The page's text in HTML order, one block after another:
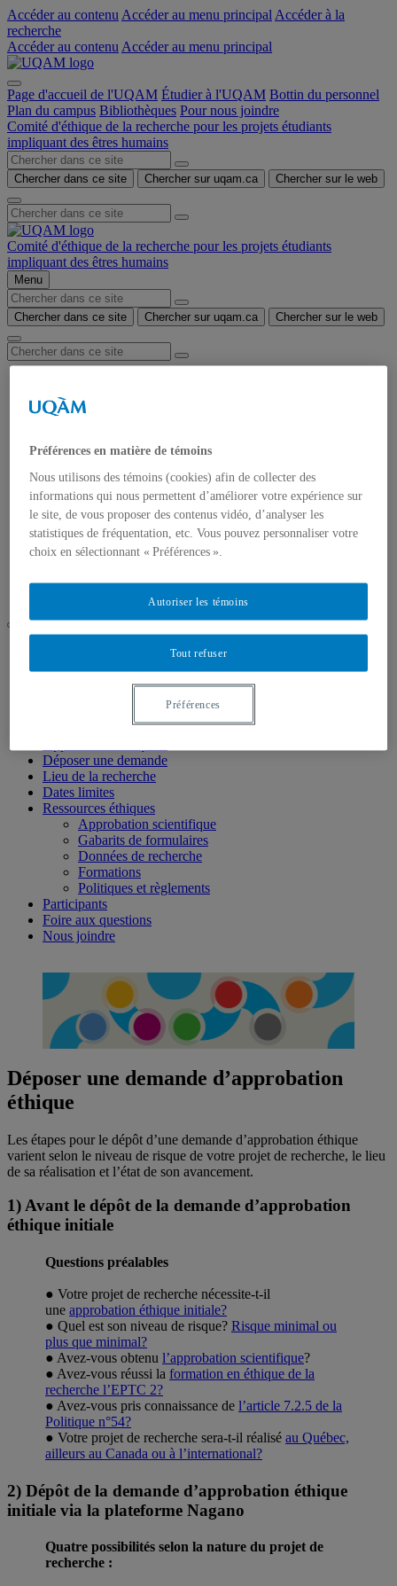
Accéder au contenu Accéder au menu principal Accéder à la
recherche
Accéder au contenu Accéder au menu principal
Page d'accueil de l'UQAM Étudier à l'UQAM Bottin du personnel
Plan du campus Bibliothèques Pour nous joindre
Comité d'éthique de la recherche pour les projets étudiants
impliquant des êtres humains
Chercher dans ce site Chercher sur uqam.ca Chercher sur le web
Comité d'éthique de la recherche pour les projets étudiants
impliquant des êtres humains
Menu
Chercher dans ce site Chercher sur uqam.ca Chercher sur le web
Approbation éthique ?
Déposer une demande
Dates limites
Approbation scientifique
Gabarits de formulaires
Données de recherche
Formations
Politiques et règlements
Participants
impliquant des êtres humains
Déposer une demande d’approbation éthique
Déposer une demande
Lieu de la recherche
Dates limites
Ressources éthiques
Approbation scientifique
Gabarits de formulaires
Données de recherche
Formations
Politiques et règlements
Participants
Foire aux questions
Nous joindre
Déposer une demande d’approbation
éthique
Les étapes pour le dépôt d’une demande d’approbation éthique
varient selon le niveau de risque de votre projet de recherche, le lieu
de sa réalisation et l’état de son avancement.
1) Avant le dépôt de la demande d’approbation
éthique initiale
Questions préalables
● Votre projet de recherche nécessite-t-il
une approbation éthique initiale?
● Quel est son niveau de risque? Risque minimal ou
plus que minimal?
● Avez-vous obtenu l’approbation scientifique?
● Avez-vous réussi la formation en éthique de la
recherche l’EPTC 2?
● Avez-vous pris connaissance de l’article 7.2.5 de la
Politique n°54?
● Votre projet de recherche sera-t-il réalisé au Québec,
ailleurs au Canada ou à l’international?
2) Dépôt de la demande d’approbation éthique
initiale via la plateforme Nagano
Quatre possibilités selon la nature du projet de
recherche :
Préférences en matière de témoins
Nous utilisons des témoins (cookies) afin de collecter des
informations qui nous permettent d’améliorer votre expérience sur
le site, de vous proposer des contenus vidéo, d’analyser les
statistiques de fréquentation, etc. Vous pouvez personnaliser votre
choix en sélectionnant « Préférences ».
Tout refuser
Autoriser les témoins
Préférences